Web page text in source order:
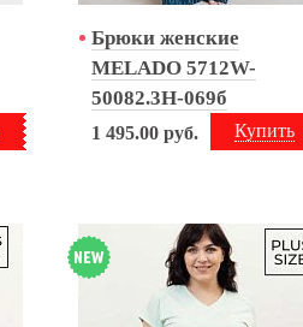
Брюки женские
MELADO 5712W-
50082.3H-069б
Купить
1 495.00 руб.